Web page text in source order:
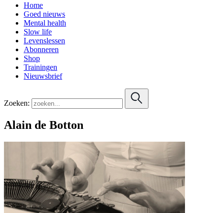
Home
Goed nieuws
Mental health
Slow life
Levenslessen
Abonneren
Shop
Trainingen
Nieuwsbrief
Zoeken:
Alain de Botton